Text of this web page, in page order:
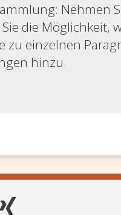
Nehmen
die Möglichkeit,
zu einzelnen
hinzu.